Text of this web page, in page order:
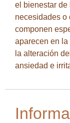
el bienestar de
necesidades o
componen
aparecen en
la alteración
ansiedad e